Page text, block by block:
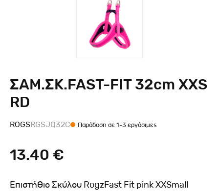
ΣΑΜ.ΣΚ.FAST-FIT 32cm XXS
RD
ROGSRGSJQ32C Παράδοση σε 1-3 εργάσιμες
13.40 €
Επιστήθιο Σκύλου RogzFast Fit pink XXSmall